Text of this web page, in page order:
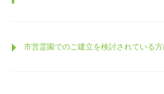
市営霊園でのご建立を検討されている方